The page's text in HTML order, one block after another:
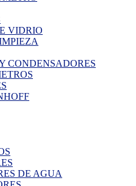
VIDRIO
CONDENSADORES
DE AGUA